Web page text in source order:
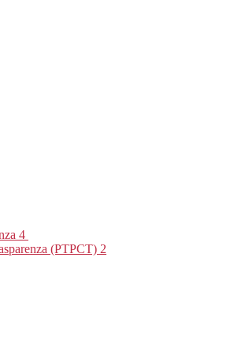
4
(PTPCT) 2